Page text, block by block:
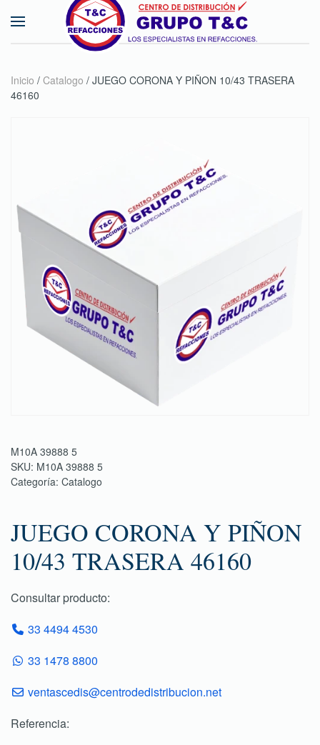
Skip to main content
Inicio / Catalogo / JUEGO CORONA Y PIÑON 10/43 TRASERA
46160
M10A 39888 5
SKU: M10A 39888 5
Categoría: Catalogo
JUEGO CORONA Y PIÑON
10/43 TRASERA 46160
Consultar producto:
33 4494 4530
33 1478 8800
ventascedis@centrodedistribucion.net
Referencia: